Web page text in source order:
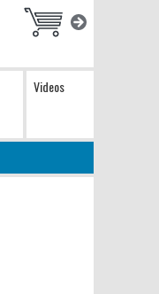
Videos